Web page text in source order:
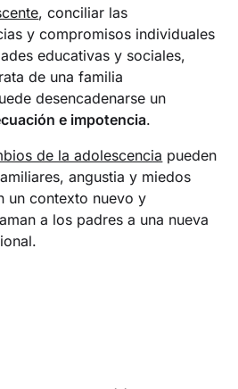
, conciliar las
y compromisos individuales
educativas y sociales,
de una familia
desencadenarse un
e impotencia.
de la adolescencia pueden
angustia y miedos
un contexto nuevo y
a los padres a una nueva